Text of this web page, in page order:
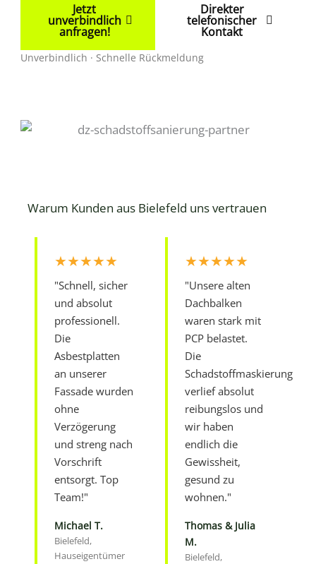
Jetzt
unverbindlich
anfragen!
Direkter
telefonischer
Kontakt
Unverbindlich · Schnelle Rückmeldung
Warum Kunden aus Bielefeld uns vertrauen
★★★★★
"Schnell, sicher
und absolut
professionell.
Die
Asbestplatten
an unserer
Fassade wurden
ohne
Verzögerung
und streng nach
Vorschrift
entsorgt. Top
Team!"
Michael T.
Bielefeld,
Hauseigentümer
★★★★★
"Unsere alten
Dachbalken
waren stark mit
PCP belastet.
Die
Schadstoffmaskierung
verlief absolut
reibungslos und
wir haben
endlich die
Gewissheit,
gesund zu
wohnen."
Thomas & Julia
M.
Bielefeld,